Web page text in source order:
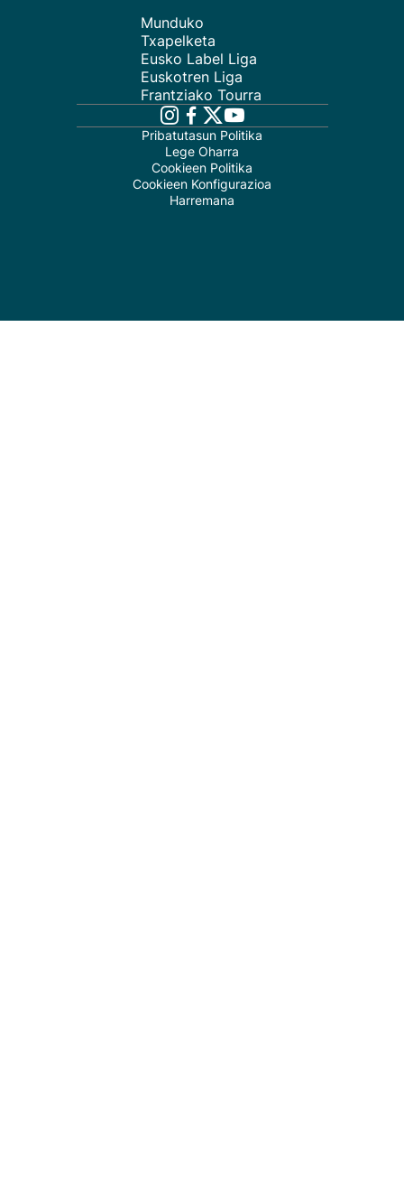
Munduko
Txapelketa
Eusko Label Liga
Euskotren Liga
Frantziako Tourra
Pribatutasun Politika
Lege Oharra
Cookieen Politika
Cookieen Konfigurazioa
Harremana